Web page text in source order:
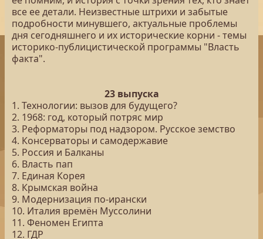
все ее детали. Неизвестные штрихи и забытые
подробности минувшего, актуальные проблемы
дня сегодняшнего и их исторические корни - темы
историко-публицистической программы "Власть
факта".
23 выпуска
1. Технологии: вызов для будущего?
2. 1968: год, который потряс мир
3. Реформаторы под надзором. Русское земство
4. Консерваторы и самодержавие
5. Россия и Балканы
6. Власть пап
7. Единая Корея
8. Крымская война
9. Модернизация по-ирански
10. Италия времён Муссолини
11. Феномен Египта
12. ГДР